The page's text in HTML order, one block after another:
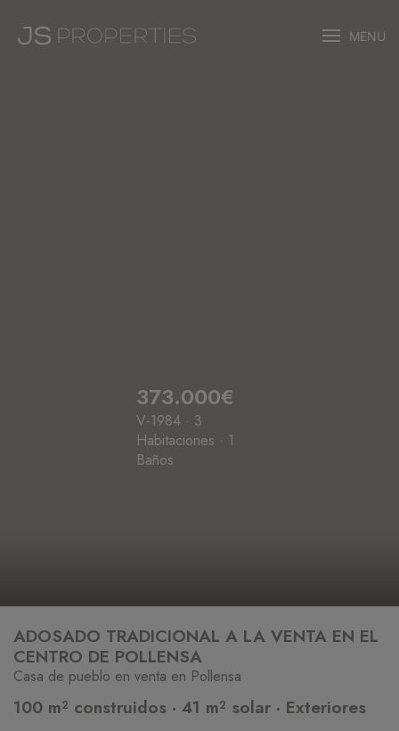
MENU
373.000€
V-1984 · 3
Habitaciones · 1
Baños
ADOSADO TRADICIONAL A LA VENTA EN EL
CENTRO DE POLLENSA
Casa de pueblo en venta en Pollensa
100 m² construidos · 41 m² solar · Exteriores